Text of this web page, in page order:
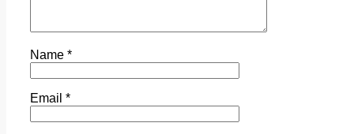
Name *
Email *